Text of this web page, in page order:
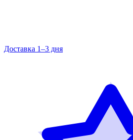
Доставка 1–3 дня